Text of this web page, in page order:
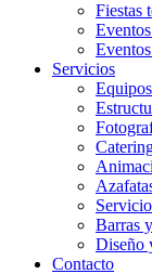
Fiestas
Servicios
Barras
Diseño
Contacto